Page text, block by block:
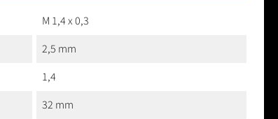
M 1,4 x 0,3
2,5 mm
1,4
32 mm